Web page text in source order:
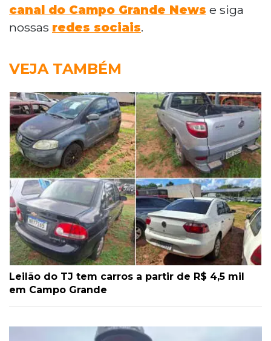
canal do Campo Grande News e siga
nossas redes sociais.
VEJA TAMBÉM
Leilão do TJ tem carros a partir de R$ 4,5 mil
em Campo Grande